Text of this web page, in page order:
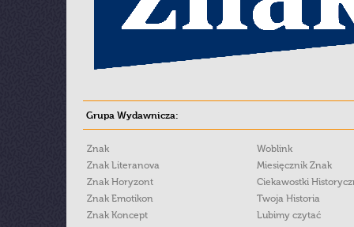
Grupa Wydawnicza:
Znak
Znak Literanova
Znak Horyzont
Znak Emotikon
Znak Koncept
Woblink
Miesięcznik Znak
Ciekawostki
Twoja Historia
Lubimy czytać